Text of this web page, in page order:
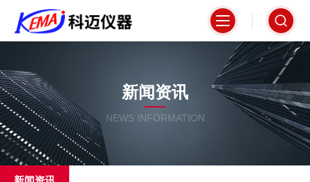
新闻资讯
NEWS INFORMATION